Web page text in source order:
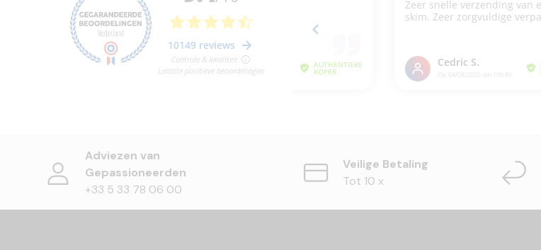
Adviezen van
Gepassioneerden
+33 5 33 78 06 00
Veilige Betaling
Tot 10 x